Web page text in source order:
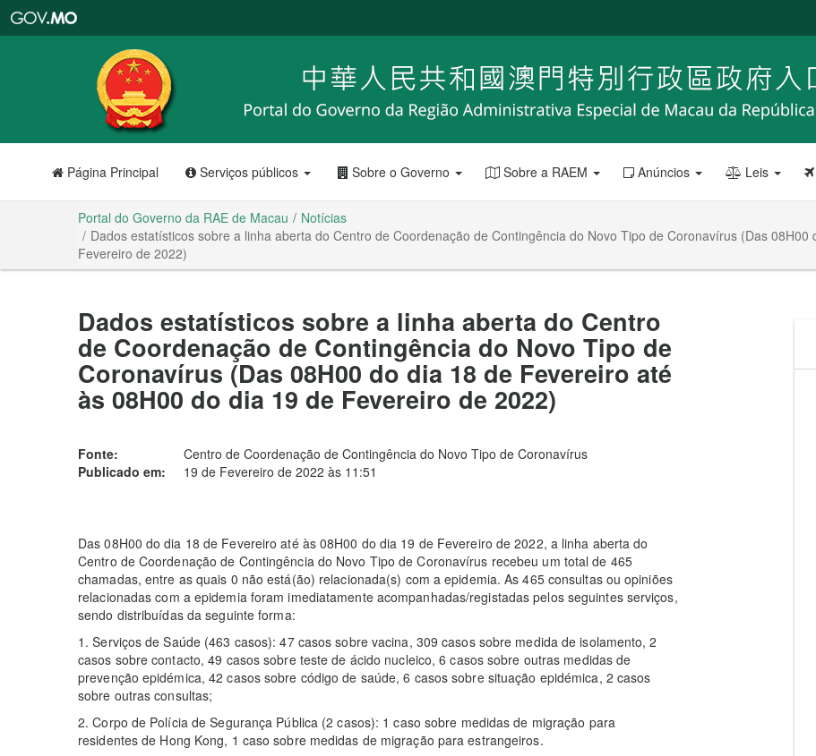
RAE
de
Macau
Página Principal Serviços públicos Sobre o Governo Sobre a RAEM Anúncios Leis
Portal do Governo da RAE de Macau
Notícias
Dados estatísticos sobre a linha aberta do Centro de Coordenação de Contingência do Novo Tipo de Coronavírus (Das
Fevereiro de 2022)
Dados estatísticos sobre a linha aberta do Centro
de Coordenação de Contingência do Novo Tipo de
Coronavírus (Das 08H00 do dia 18 de Fevereiro até
às 08H00 do dia 19 de Fevereiro de 2022)
Fonte:
Centro de Coordenação de Contingência do Novo Tipo de Coronavírus
Publicado em:
19 de Fevereiro de 2022 às 11:51
Das 08H00 do dia 18 de Fevereiro até às 08H00 do dia 19 de Fevereiro de 2022, a linha aberta do
Centro de Coordenação de Contingência do Novo Tipo de Coronavírus recebeu um total de 465
chamadas, entre as quais 0 não está(ão) relacionada(s) com a epidemia. As 465 consultas ou opiniões
relacionadas com a epidemia foram imediatamente acompanhadas/registadas pelos seguintes serviços,
sendo distribuídas da seguinte forma:
1. Serviços de Saúde (463 casos): 47 casos sobre vacina, 309 casos sobre medida de isolamento, 2
casos sobre contacto, 49 casos sobre teste de ácido nucleico, 6 casos sobre outras medidas de
prevenção epidémica, 42 casos sobre código de saúde, 6 casos sobre situação epidémica, 2 casos
sobre outras consultas;
2. Corpo de Polícia de Segurança Pública (2 casos): 1 caso sobre medidas de migração para
residentes de Hong Kong, 1 caso sobre medidas de migração para estrangeiros.